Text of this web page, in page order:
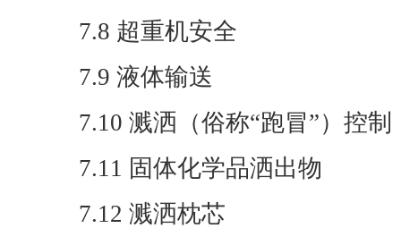
7.8 超重机安全
7.9 液体输送
7.10 溅洒（俗称“跑冒”）控制
7.11 固体化学品洒出物
7.12 溅洒枕芯